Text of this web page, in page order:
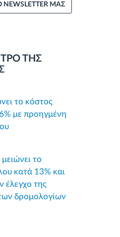
NEWSLETTER ΜΑΣ
ΤΗΣ
το κόστος
με προηγμένη
το
κατά 13% και
έλεγχο της
δρομολογίων